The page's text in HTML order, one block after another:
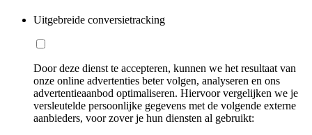
Uitgebreide conversietracking
Door deze dienst te accepteren, kunnen we het resultaat van
onze online advertenties beter volgen, analyseren en ons
advertentieaanbod optimaliseren. Hiervoor vergelijken we je
versleutelde persoonlijke gegevens met de volgende externe
aanbieders, voor zover je hun diensten al gebruikt: